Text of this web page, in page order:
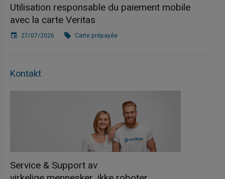
Utilisation responsable du paiement mobile
avec la carte Veritas
27/07/2026 Carte prépayée
Kontakt
Service & Support av